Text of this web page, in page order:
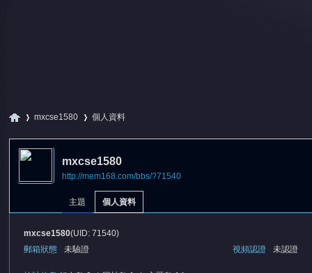
mxcse1580
›
個人資料
mxcse1580
http://mem168.com/bbs/?71540
主題 個人資料
mxcse1580(UID: 71540)
郵箱狀態
未驗證 視頻認證 未認證